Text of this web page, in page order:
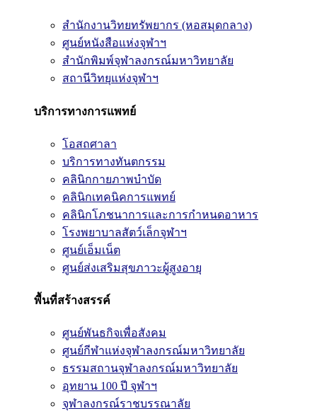
สำนักงานวิทยทรัพยากร (หอสมุดกลาง)
ศูนย์หนังสือแห่งจุฬาฯ
สำนักพิมพ์จุฬาลงกรณ์มหาวิทยาลัย
สถานีวิทยุแห่งจุฬาฯ
บริการทางการแพทย์
โอสถศาลา
บริการทางทันตกรรม
คลินิกกายภาพบำบัด
คลินิกเทคนิคการแพทย์
คลินิกโภชนาการและการกำหนดอาหาร
โรงพยาบาลสัตว์เล็กจุฬาฯ
ศูนย์เอ็มเน็ต
ศูนย์ส่งเสริมสุขภาวะผู้สูงอายุ
พื้นที่สร้างสรรค์
ศูนย์พันธกิจเพื่อสังคม
ศูนย์กีฬาแห่งจุฬาลงกรณ์มหาวิทยาลัย
ธรรมสถานจุฬาลงกรณ์มหาวิทยาลัย
อุทยาน 100 ปี จุฬาฯ
จุฬาลงกรณ์ราชบรรณาลัย